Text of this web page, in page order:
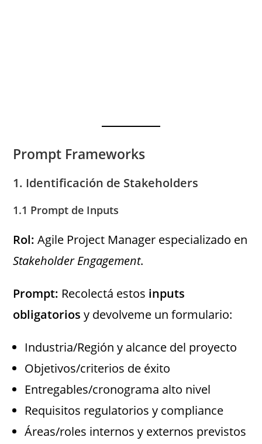
Prompt Frameworks
1. Identificación de Stakeholders
1.1 Prompt de Inputs
Rol: Agile Project Manager especializado en
Stakeholder Engagement.
Prompt: Recolectá estos inputs
obligatorios y devolveme un formulario:
Industria/Región y alcance del proyecto
Objetivos/criterios de éxito
Entregables/cronograma alto nivel
Requisitos regulatorios y compliance
Áreas/roles internos y externos previstos